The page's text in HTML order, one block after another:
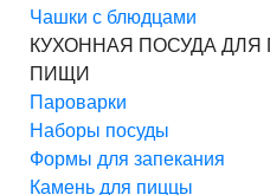
Чашки с блюдцами
КУХОННАЯ ПОСУДА ДЛЯ
ПИЩИ
Пароварки
Наборы посуды
Формы для запекания
Камень для пиццы